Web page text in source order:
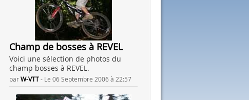
Champ de bosses à REVEL
Voici une sélection de photos du
champ bosses à REVEL.
parW-VTT- Le 06 Septembre 2006 à 22:57